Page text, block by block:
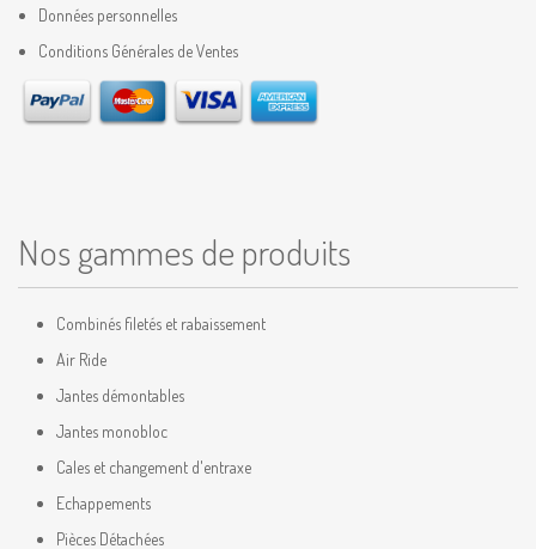
Données personnelles
Conditions Générales de Ventes
Nos gammes de produits
Combinés filetés et rabaissement
Air Ride
Jantes démontables
Jantes monobloc
Cales et changement d'entraxe
Echappements
Pièces Détachées